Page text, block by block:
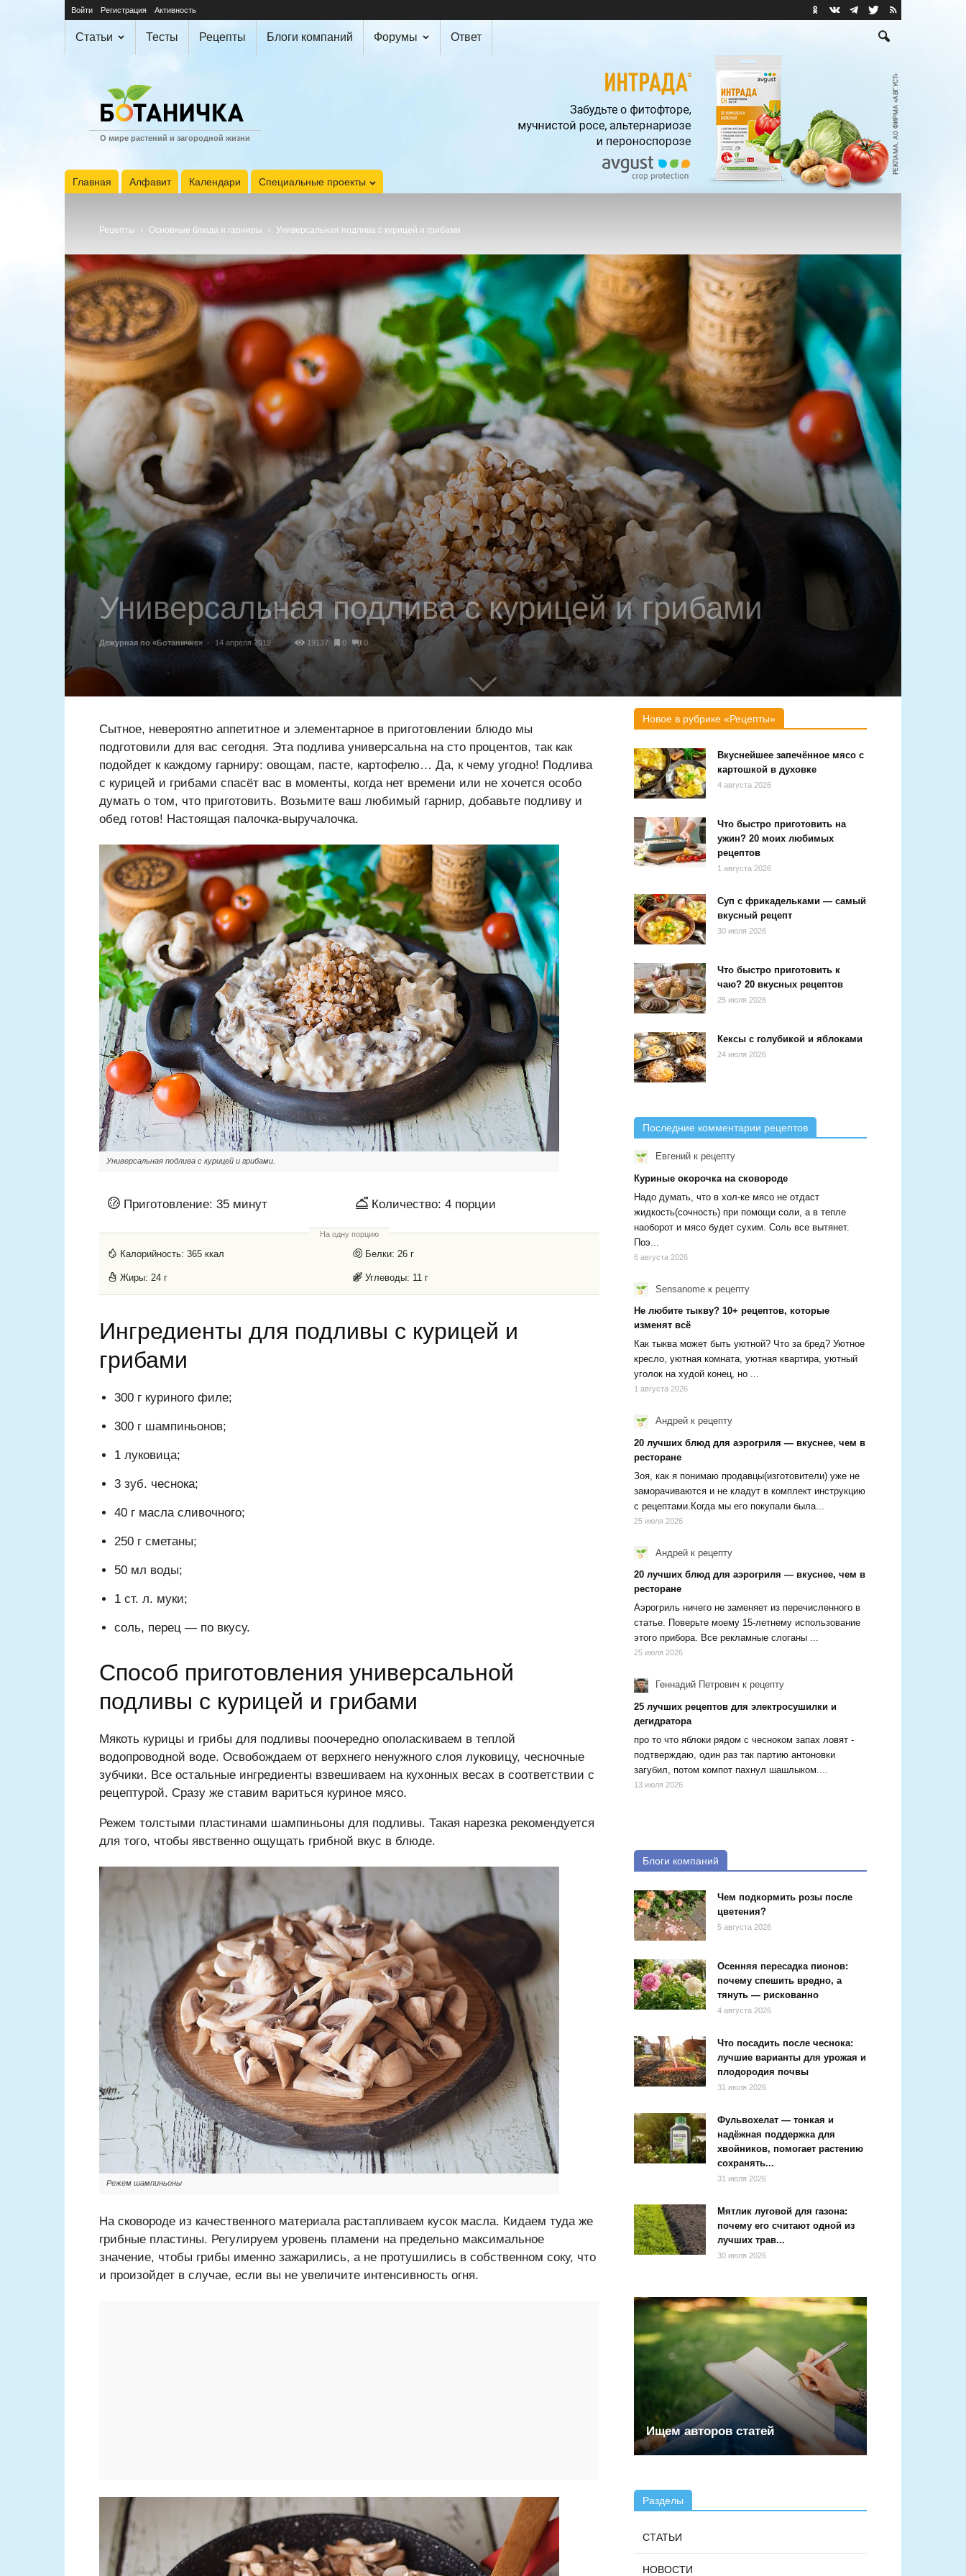
Войти Регистрация Активность
Статьи Тесты Рецепты Блоги компаний Форумы Ответ
О мире растений и загородной жизни
Главная Алфавит Календари Специальные проекты
Рецепты Основные блюда и гарниры Универсальная подлива с курицей и грибами
Универсальная подлива с курицей и грибами
Дежурная по «Ботаничке» - 14 апреля 2019 19137 0 0
Сытное, невероятно аппетитное и элементарное в приготовлении блюдо мы
подготовили для вас сегодня. Эта подлива универсальна на сто процентов, так как
подойдет к каждому гарниру: овощам, пасте, картофелю… Да, к чему угодно! Подлива
с курицей и грибами спасёт вас в моменты, когда нет времени или не хочется особо
думать о том, что приготовить. Возьмите ваш любимый гарнир, добавьте подливу и
обед готов! Настоящая палочка-выручалочка.
Универсальная подлива с курицей и грибами.
Приготовление: 35 минут Количество: 4 порции
На одну порцию
Калорийность: 365 ккал Белки: 26 г
Жиры: 24 г Углеводы: 11 г
Ингредиенты для подливы с курицей и
грибами
300 г куриного филе;
300 г шампиньонов;
1 луковица;
3 зуб. чеснока;
40 г масла сливочного;
250 г сметаны;
50 мл воды;
1 ст. л. муки;
соль, перец — по вкусу.
Способ приготовления универсальной
подливы с курицей и грибами
Мякоть курицы и грибы для подливы поочередно ополаскиваем в теплой
водопроводной воде. Освобождаем от верхнего ненужного слоя луковицу, чесночные
зубчики. Все остальные ингредиенты взвешиваем на кухонных весах в соответствии с
рецептурой. Сразу же ставим вариться куриное мясо.
Режем толстыми пластинами шампиньоны для подливы. Такая нарезка рекомендуется
для того, чтобы явственно ощущать грибной вкус в блюде.
Режем шампиньоны
На сковороде из качественного материала растапливаем кусок масла. Кидаем туда же
грибные пластины. Регулируем уровень пламени на предельно максимальное
значение, чтобы грибы именно зажарились, а не протушились в собственном соку, что
и произойдет в случае, если вы не увеличите интенсивность огня.
Новое в рубрике «Рецепты»
Вкуснейшее запечённое мясо с
картошкой в духовке
4 августа 2026
Что быстро приготовить на
ужин? 20 моих любимых
рецептов
1 августа 2026
Суп с фрикадельками — самый
вкусный рецепт
30 июля 2026
Что быстро приготовить к
чаю? 20 вкусных рецептов
25 июля 2026
Кексы с голубикой и яблоками
24 июля 2026
Последние комментарии рецептов
Евгений к рецепту
Куриные окорочка на сковороде
Надо думать, что в хол-ке мясо не отдаст
жидкость(сочность) при помощи соли, а в тепле
наоборот и мясо будет сухим. Соль все вытянет.
Поэ...
6 августа 2026
Sensanome к рецепту
Не любите тыкву? 10+ рецептов, которые
изменят всё
Как тыква может быть уютной? Что за бред? Уютное
кресло, уютная комната, уютная квартира, уютный
уголок на худой конец, но ...
1 августа 2026
Андрей к рецепту
20 лучших блюд для аэрогриля — вкуснее, чем в
ресторане
Зоя, как я понимаю продавцы(изготовители) уже не
заморачиваются и не кладут в комплект инструкцию
с рецептами.Когда мы его покупали была...
25 июля 2026
Андрей к рецепту
20 лучших блюд для аэрогриля — вкуснее, чем в
ресторане
Аэрогриль ничего не заменяет из перечисленного в
статье. Поверьте моему 15-летнему использование
этого прибора. Все рекламные слоганы ...
25 июля 2026
Геннадий Петрович к рецепту
25 лучших рецептов для электросушилки и
дегидратора
про то что яблоки рядом с чесноком запах ловят -
подтверждаю, один раз так партию антоновки
загубил, потом компот пахнул шашлыком....
13 июля 2026
Блоги компаний
Чем подкормить розы после
цветения?
5 августа 2026
Осенняя пересадка пионов:
почему спешить вредно, а
тянуть — рискованно
4 августа 2026
Что посадить после чеснока:
лучшие варианты для урожая и
плодородия почвы
31 июля 2026
Фульвохелат — тонкая и
надёжная поддержка для
хвойников, помогает растению
сохранять...
31 июля 2026
Мятлик луговой для газона:
почему его считают одной из
лучших трав...
30 июля 2026
Ищем авторов статей
Разделы
СТАТЬИ
НОВОСТИ